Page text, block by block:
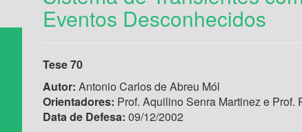
Eventos Desconhecidos
Tese 70
Autor: Antonio Carlos de Abreu Mól
Orientadores: Prof. Aquilino Senra Martinez e Prof.
Data de Defesa: 09/12/2002